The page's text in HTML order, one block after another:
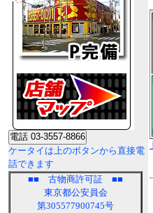
ケータイは上のボタンから直接電
話できます
■■ 古物商許可証 ■■
東京都公安員会
第305577900745号